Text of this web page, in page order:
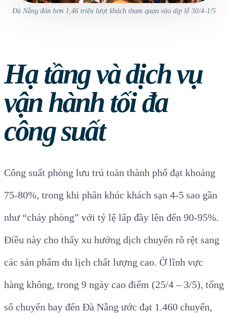
Đà Nẵng đón hơn 1,46 triệu lượt khách tham quan vào dịp lễ 30/4-1/5
Hạ tầng và dịch vụ
vận hành tối đa
công suất
Công suất phòng lưu trú toàn thành phố đạt khoảng
75-80%, trong khi phân khúc khách sạn 4-5 sao gần
như “cháy phòng” với tỷ lệ lấp đầy lên đến 90-95%.
Điều này cho thấy xu hướng dịch chuyển rõ rệt sang
các sản phẩm du lịch chất lượng cao. Ở lĩnh vực
hàng không, trong 9 ngày cao điểm (25/4 – 3/5), tổng
số chuyến bay đến Đà Nẵng ước đạt 1.460 chuyến,